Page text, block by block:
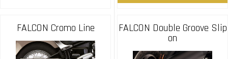
FALCON Cromo Line FALCON Double Groove Slip
on